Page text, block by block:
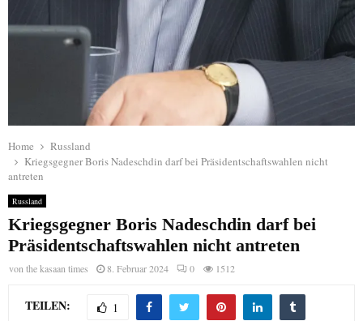
Home
Russland
Kriegsgegner Boris Nadeschdin darf bei Präsidentschaftswahlen nicht
antreten
Russland
Kriegsgegner Boris Nadeschdin darf bei
Präsidentschaftswahlen nicht antreten
von the kasaan times 8. Februar 2024 0 1512
TEILEN: 1